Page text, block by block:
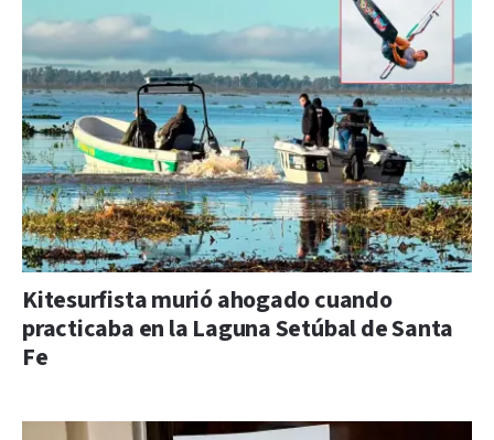
Kitesurfista murió ahogado cuando
practicaba en la Laguna Setúbal de Santa
Fe